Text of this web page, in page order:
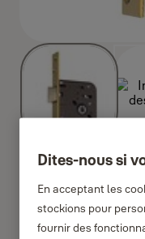
Serrure à mortaiser
Dites-nous si
En acceptant les
stockions pour
fournir des